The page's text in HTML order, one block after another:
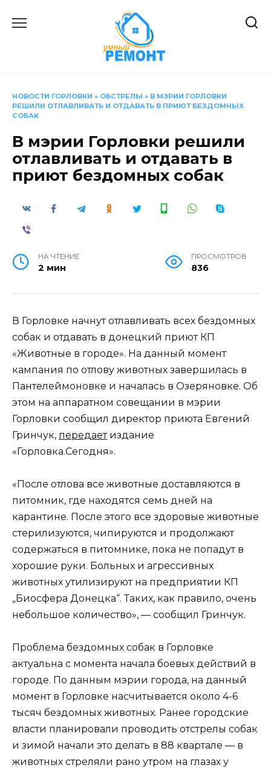
НОВОСТИ ГОРЛОВКИ » ОБСТРЕЛЫ » В МЭРИИ ГОРЛОВКИ
РЕШИЛИ ОТЛАВЛИВАТЬ И ОТДАВАТЬ В ПРИЮТ БЕЗДОМНЫХ
СОБАК
В мэрии Горловки решили
отлавливать и отдавать в
приют бездомных собак
НА ЧТЕНИЕ
2 мин
ПРОСМОТРОВ
836
В Горловке начнут отлавливать всех бездомных
собак и отдавать в донецкий приют КП
«Животные в городе». На данный момент
кампания по отлову животных завершилась в
Пантелеймоновке и началась в Озеряновке. Об
этом на аппаратном совещании в мэрии
Горловки сообщил директор приюта Евгений
Гринчук, передаетиздание
«Горловка.Сегодня».
«После отлова все животные доставляются в
питомник, где находятся семь дней на
карантине. После этого все здоровые животные
стерилизуются, чипируются и продолжают
содержаться в питомнике, пока не попадут в
хорошие руки. Больных и агрессивных
животных утилизируют на предприятии КП
„Биосфера Донецка“. Таких, как правило, очень
небольшое количество», — сообщил Гринчук.
Проблема бездомных собак в Горловке
актуальна с момента начала боевых действий в
городе. По данным мэрии города, на данный
момент в Горловке насчитывается около 4-6
тысяч бездомных животных. Ранее городские
власти планировали проводить отстрелы собак
и зимой начали это делать в 88 квартале — в
животных стреляли рано утром на глазах у